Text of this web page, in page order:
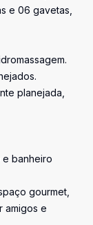
e 06 gavetas,
planejada,
e banheiro
gourmet,
amigos e